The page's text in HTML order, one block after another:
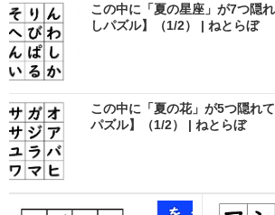
この中に「夏の星座」が7つ隠
しパズル】（1/2） | ねとらぼ
この中に「夏の花」が5つ隠れ
パズル】（1/2） | ねとらぼ